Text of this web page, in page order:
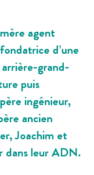
agent
d’une
grand-
puis
ingénieur,
ancien
Joachim et
dans leur ADN.